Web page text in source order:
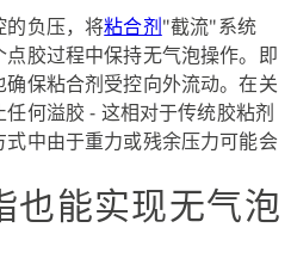
的负压，将粘合剂"截流"系统
胶过程中保持无气泡操作。即
保粘合剂受控向外流动。在关
何溢胶 - 这相对于传统胶粘剂
中由于重力或残余压力可能会
也能实现无气泡